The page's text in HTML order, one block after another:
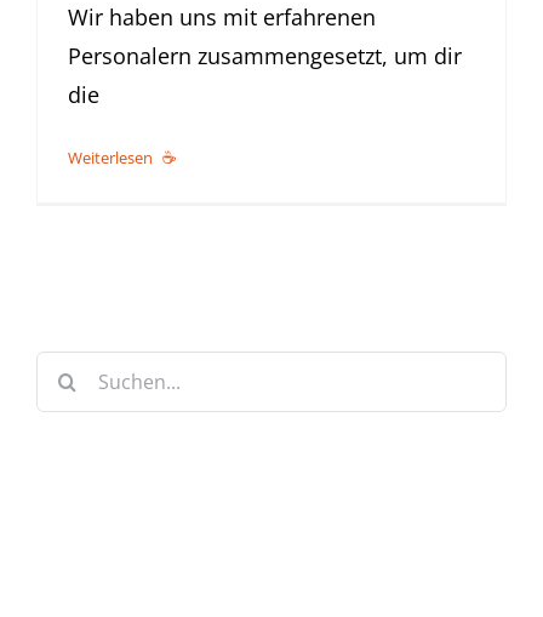
Wir haben uns mit erfahrenen
Personalern zusammengesetzt, um dir
die
Weiterlesen
Suche
nach: